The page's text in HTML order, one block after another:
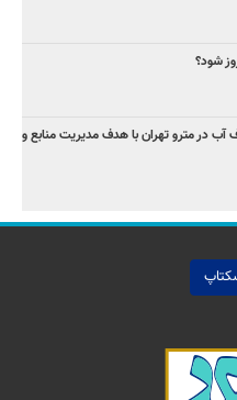
شود؟
در مترو تهران با هدف مدیریت منابع و